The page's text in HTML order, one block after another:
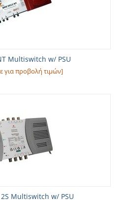
Multiswitch w/ PSU
για προβολή τιμών]
Multiswitch w/ PSU